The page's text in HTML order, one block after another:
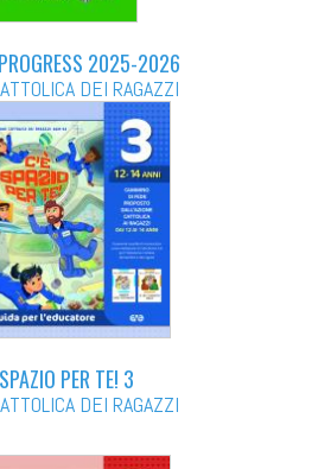
2025-2026
DEI RAGAZZI
PER TE! 3
DEI RAGAZZI